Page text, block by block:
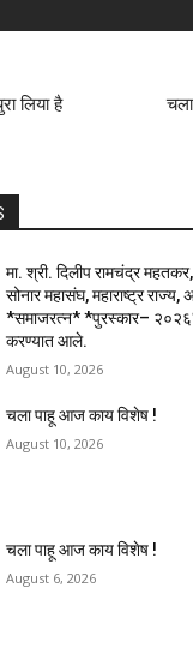
लिया है
मा. श्री. दिलीप रामचंद्र
सोनार महासंघ, महाराष्ट्र राज्य,
*समाजरत्न* *पुरस्कार–
करण्यात आले.
August 10, 2026
चला पाहू आज काय विशेष !
August 10, 2026
चला पाहू आज काय विशेष !
August 6, 2026